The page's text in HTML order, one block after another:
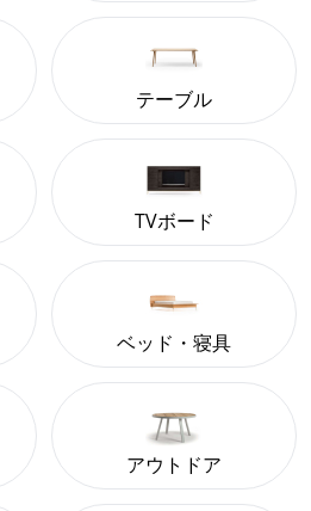
テーブル
TVボード
ベッド・寝具
アウトドア